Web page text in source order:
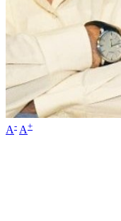
A- A+